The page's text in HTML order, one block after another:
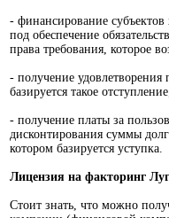
- финансирование
под обеспечение
права требования, которое
- получение удовлетворения
базируется такое
- получение платы за
дисконтирования суммы
котором базируется уступка.
Лицензия на факторинг
Стоит знать, что можно